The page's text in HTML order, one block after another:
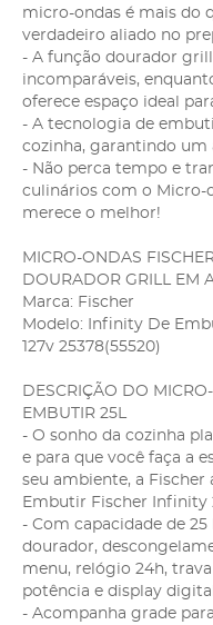
micro-ondas é mais do
verdadeiro aliado no
- A função dourador
incomparáveis,
oferece espaço ideal
- A tecnologia de
cozinha, garantindo um
- Não perca tempo e
culinários com o Micro-
merece o melhor!
MICRO-ONDAS
DOURADOR GRILL EM
Marca: Fischer
Modelo: Infinity De
127v 25378(55520)
DESCRIÇÃO DO
EMBUTIR 25L
- O sonho da cozinha
e para que você faça a
seu ambiente, a Fischer
Embutir Fischer Infinity
- Com capacidade de
dourador,
menu, relógio 24h,
potência e display
- Acompanha grade